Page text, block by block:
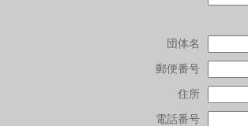
団体名
郵便番号
住所
電話番号